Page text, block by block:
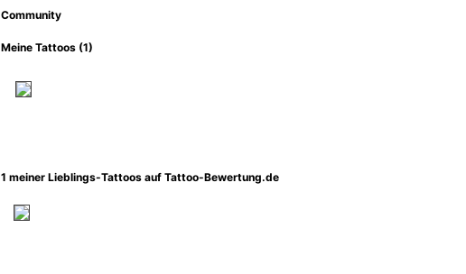
Community
Meine Tattoos (1)
1 meiner Lieblings-Tattoos auf Tattoo-Bewertung.de